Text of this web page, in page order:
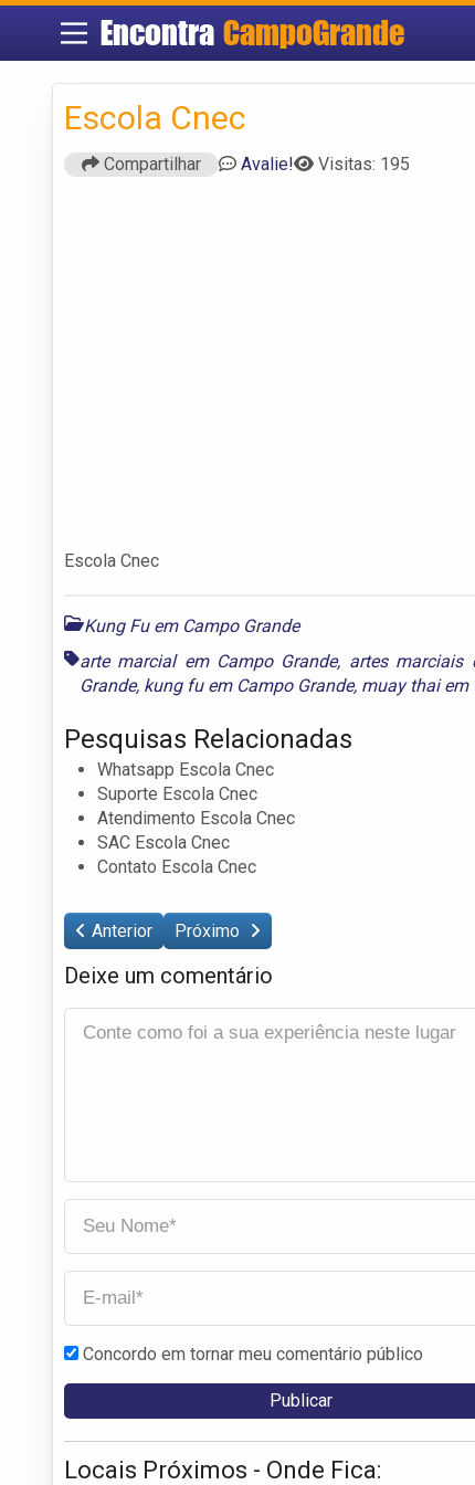
Encontra CampoGrande
Escola Cnec
Compartilhar Avalie! Visitas: 195
Escola Cnec
Kung Fu em Campo Grande
arte marcial em Campo Grande, artes marciais
Grande, kung fu em Campo Grande, muay thai em
Pesquisas Relacionadas
Whatsapp Escola Cnec
Suporte Escola Cnec
Atendimento Escola Cnec
SAC Escola Cnec
Contato Escola Cnec
Anterior Próximo
Deixe um comentário
Concordo em tornar meu comentário público
Locais Próximos - Onde Fica: